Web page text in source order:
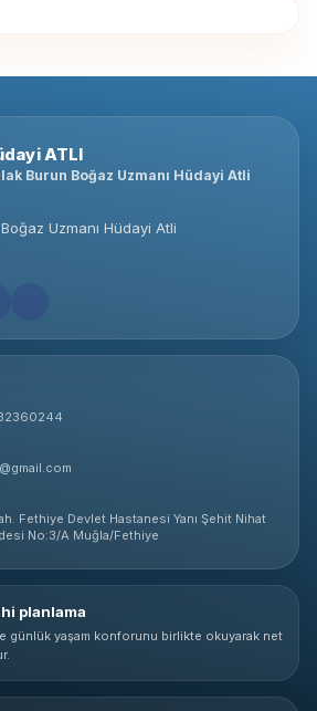
ATLI
Burun Boğaz Uzmanı Hüdayi Atli
Uzmanı Hüdayi Atli
Fethiye Devlet Hastanesi Yanı Şehit Nihat
No:3/A Muğla/Fethiye
planlama
günlük yaşam konforunu birlikte okuyarak net